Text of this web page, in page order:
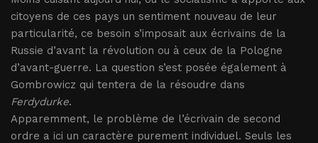
citoyens de ces pays un sentiment nouveau de leur
particularité, ce besoin s’imposait aux écrivains de la
Russie d’avant la révolution ou à ceux de la Pologne
d’avant-guerre. La question s’est posée également à
Gombrowicz qui tentera de la résoudre dans
Ferdydurke.
Apparemment, le problème de l’écrivain de second
ordre a ici un caractère purement individuel. Seuls les